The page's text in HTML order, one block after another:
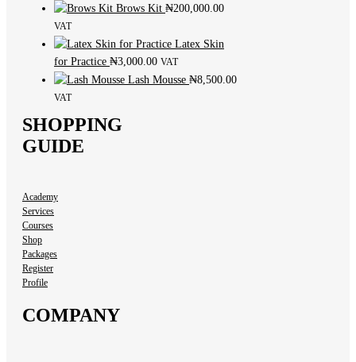
Brows Kit ₦200,000.00
VAT
Latex Skin
for Practice ₦3,000.00 VAT
Lash Mousse ₦8,500.00
VAT
SHOPPING
GUIDE
Academy
Services
Courses
Shop
Packages
Register
Profile
COMPANY